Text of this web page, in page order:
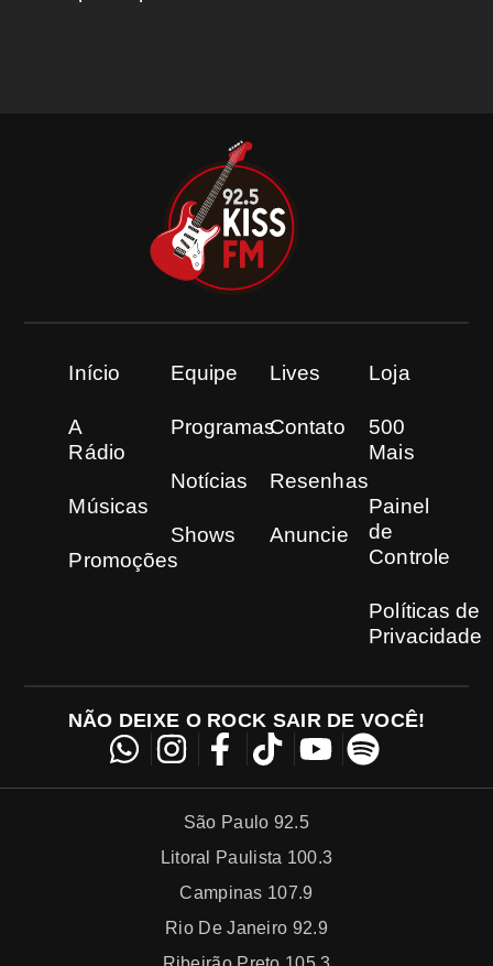
Início
A
Rádio
Músicas
Promoções
Equipe
Programas
Notícias
Shows
Lives
Contato
Resenhas
Anuncie
Loja
500
Mais
Painel
de
Controle
Políticas de
Privacidade
NÃO DEIXE O ROCK SAIR DE VOCÊ!
São Paulo 92.5
Litoral Paulista 100.3
Campinas 107.9
Rio De Janeiro 92.9